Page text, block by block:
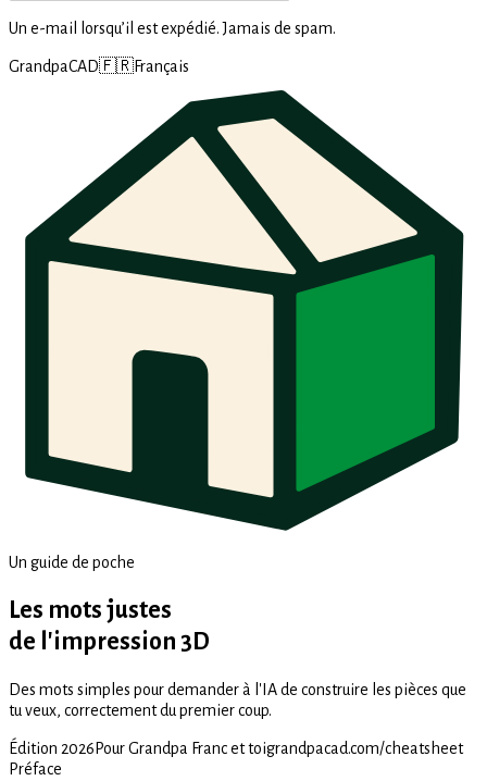
Un e-mail lorsqu’il est expédié. Jamais de spam.
GrandpaCAD🇫🇷Français
Un guide de poche
Les mots justes
de l'impression 3D
Des mots simples pour demander à l'IA de construire les pièces que
tu veux, correctement du premier coup.
Édition 2026 Pour Grandpa Franc et toigrandpacad.com/cheatsheet
Préface